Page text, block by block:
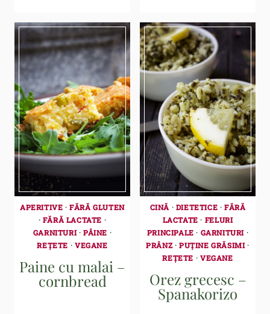
APERITIVE ·FĂRĂ GLUTEN
· FĂRĂ LACTATE ·
GARNITURI· PÂINE ·
REȚETE · VEGANE
Paine cu malai –
cornbread
CINĂ· DIETETICE ·FĂRĂ
LACTATE · FELURI
PRINCIPALE · GARNITURI ·
PRÂNZ·PUȚINE GRĂSIMI·
REȚETE · VEGANE
Orez grecesc –
Spanakorizo